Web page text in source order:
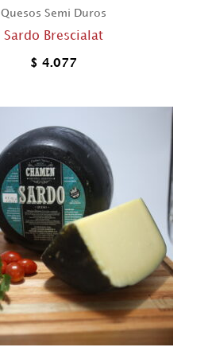
Quesos Semi Duros
Sardo Brescialat
$ 4.077